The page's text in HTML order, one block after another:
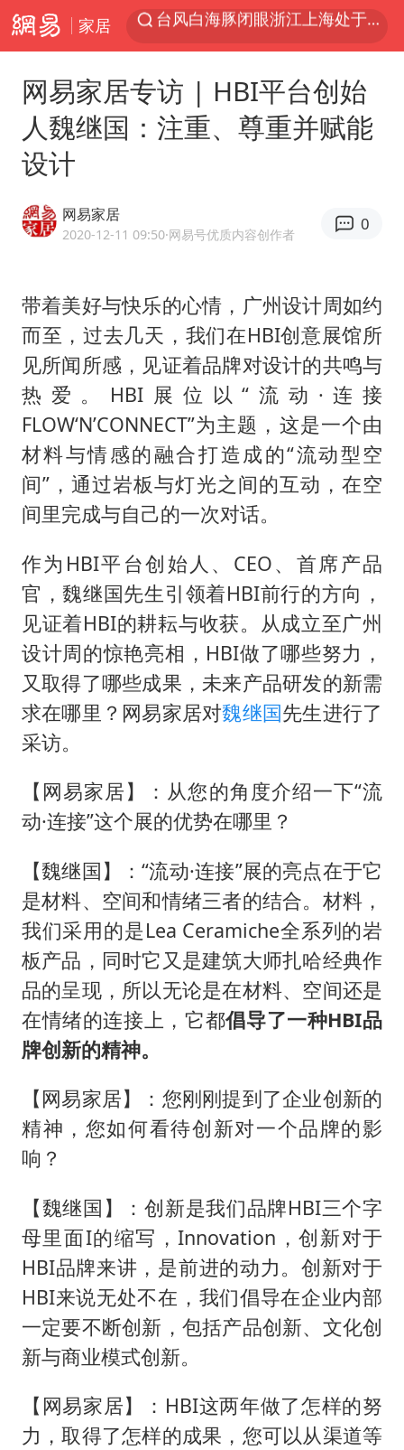
家居
香港宏福苑火灾或由烟头引起
中国父女泰国骑摩托车坠崖1死1伤
周末打虎 宋致远被查
多个明星演唱会取消
上半年国内居民出游人次34.63亿
刘浩存百花奖开幕式红裙起舞
店主称换“青海拉面”招牌后生意更好
泰国初中生饮弹自尽前开了26枪
“准2万亿”之城点名支持三所大学
万岁山接盘烂尾恒大文旅城
张本智和：零封向鹏不意外
网易家居专访 | HBI平台创始
人魏继国：注重、尊重并赋能
设计
网易家居
2020-12-11 09:50·网易号优质内容创作者
0
带着美好与快乐的心情，广州设计周如约
而至，过去几天，我们在HBI创意展馆所
见所闻所感，见证着品牌对设计的共鸣与
热爱。HBI展位以“流动·连接
FLOW‘N’CONNECT”为主题，这是一个由
材料与情感的融合打造成的“流动型空
间”，通过岩板与灯光之间的互动，在空
间里完成与自己的一次对话。
作为HBI平台创始人、CEO、首席产品
官，魏继国先生引领着HBI前行的方向，
见证着HBI的耕耘与收获。从成立至广州
设计周的惊艳亮相，HBI做了哪些努力，
又取得了哪些成果，未来产品研发的新需
求在哪里？网易家居对魏继国先生进行了
采访。
【网易家居】：从您的角度介绍一下“流
动·连接”这个展的优势在哪里？
【魏继国】：“流动·连接”展的亮点在于它
是材料、空间和情绪三者的结合。材料，
我们采用的是Lea Ceramiche全系列的岩
板产品，同时它又是建筑大师扎哈经典作
品的呈现，所以无论是在材料、空间还是
在情绪的连接上，它都倡导了一种HBI品
牌创新的精神。
【网易家居】：您刚刚提到了企业创新的
精神，您如何看待创新对一个品牌的影
响？
【魏继国】：创新是我们品牌HBI三个字
母里面I的缩写，Innovation，创新对于
HBI品牌来讲，是前进的动力。创新对于
HBI来说无处不在，我们倡导在企业内部
一定要不断创新，包括产品创新、文化创
新与商业模式创新。
【网易家居】：HBI这两年做了怎样的努
力，取得了怎样的成果，您可以从渠道等